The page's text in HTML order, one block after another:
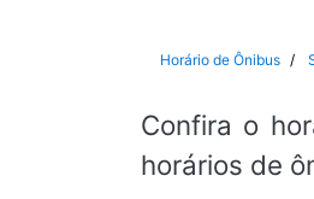
São Paulo
Horário de Ônibus
Confira o
horários de